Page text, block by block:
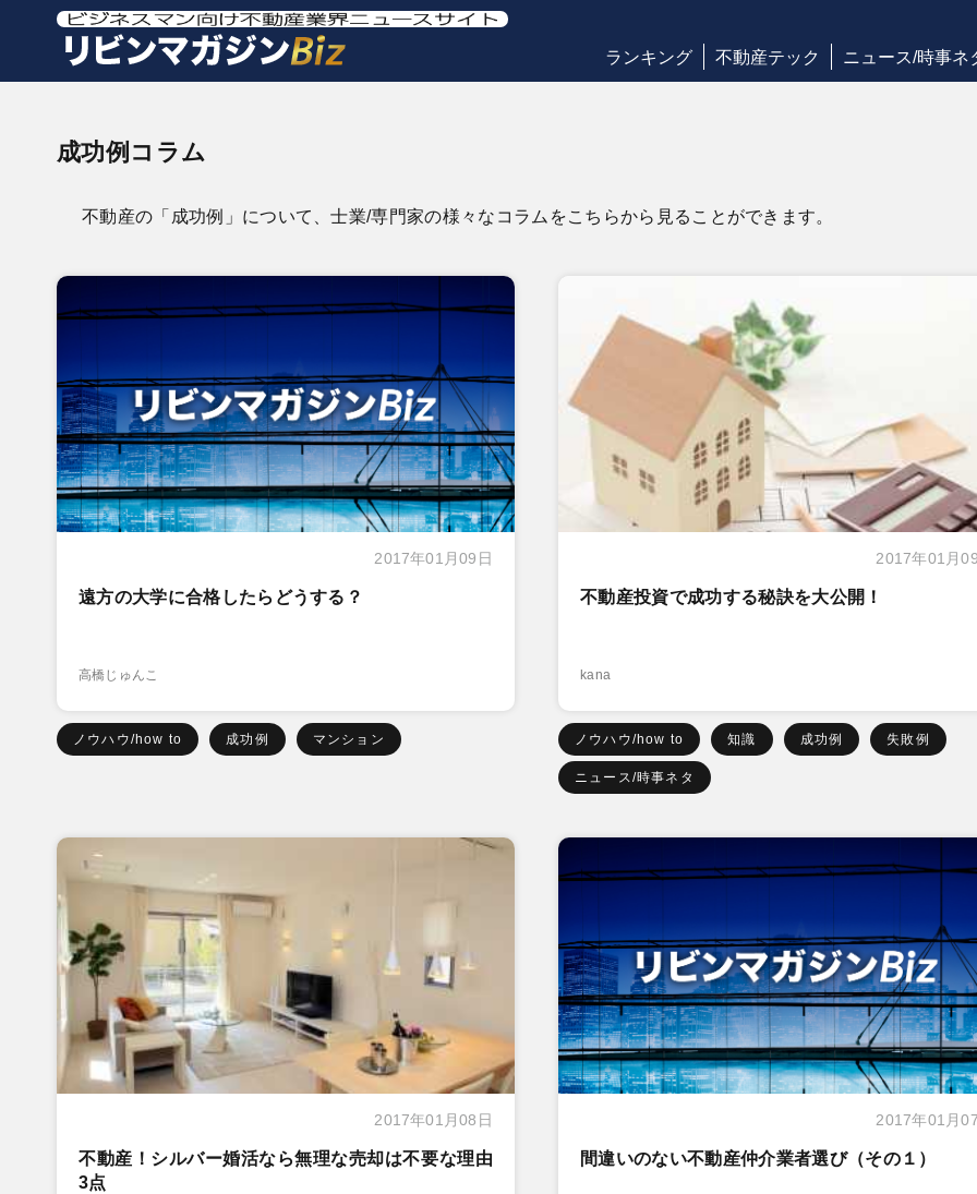
ランキング 不動産テック ニュース/時事ネ
成功例コラム
不動産の「成功例」について、士業/専門家の様々なコラムをこちらから見ることができます。
2017年01月09日
遠方の大学に合格したらどうする？
高橋じゅんこ
ノウハウ/how to 成功例 マンション
2017年01月
不動産投資で成功する秘訣を大公開！
kana
ノウハウ/how to 知識 成功例 失敗例
ニュース/時事ネタ
2017年01月08日
不動産！シルバー婚活なら無理な売却は不要な理由
3点
2017年01月
間違いのない不動産仲介業者選び（その１）